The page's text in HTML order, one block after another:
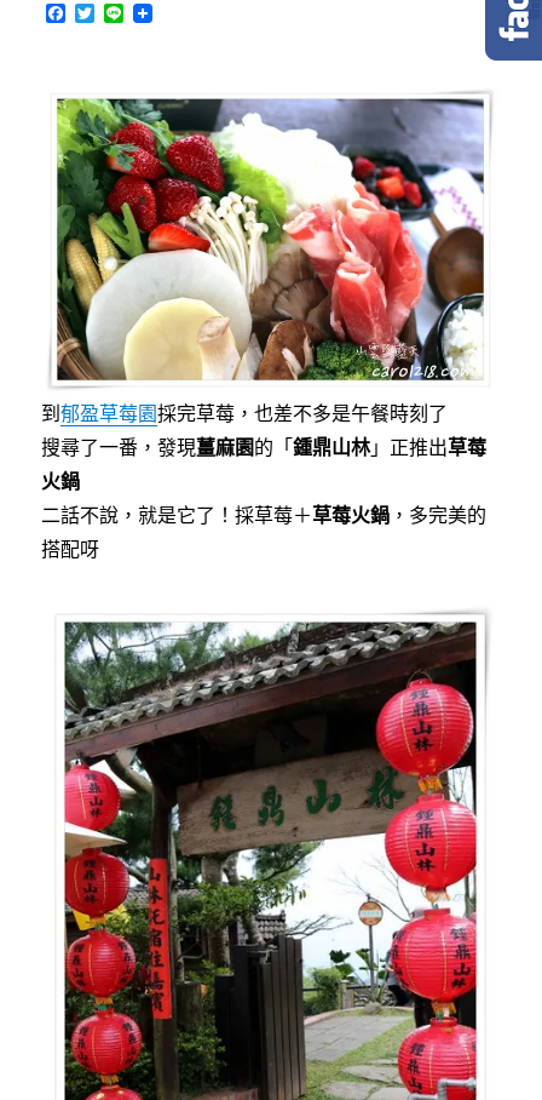
F
o
o
k
T
e
r
L
到郁盈草莓園採完草莓，也差不多是午餐時刻了
搜尋了一番，發現薑麻園的「鍾鼎山林」正推出草莓
火鍋
二話不說，就是它了！採草莓＋草莓火鍋 ，多完美的
搭配呀